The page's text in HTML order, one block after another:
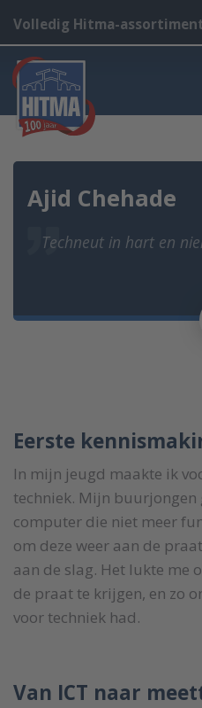
Volledig Hitma-
Ajid Chehade
Techneut in hart en
Eerste
In mijn jeugd maakte ik
techniek. Mijn buurjongen
computer die niet meer
om deze weer aan de
aan de slag. Het lukte me
de praat te krijgen, en zo
voor techniek had.
Van ICT naar